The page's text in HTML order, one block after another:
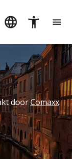
doorComaxx